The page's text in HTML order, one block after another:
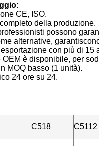
CE, ISO.
della produzione.
possono
alternative,
con più di 15
OEM è disponibile, per
MOQ basso (1 unità).
24 ore su 24.
C518 C5112